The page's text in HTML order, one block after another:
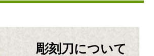
彫刻刀について